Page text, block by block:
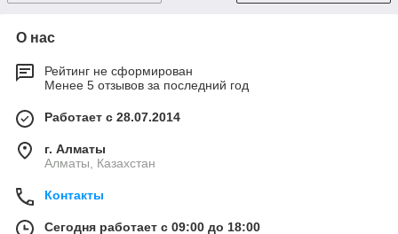
О нас
Рейтинг не сформирован
Менее 5 отзывов за последний год
Работает с 28.07.2014
г. Алматы
Алматы, Казахстан
Контакты
Сегодня работает с 09:00 до 18:00